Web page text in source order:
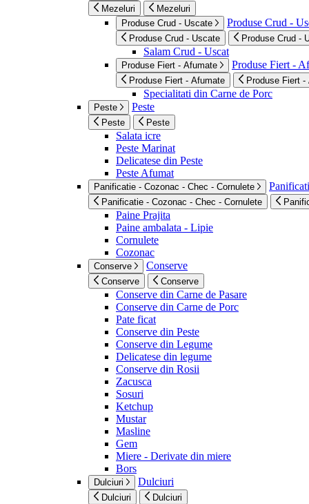
Mezeluri
Mezeluri
Produse Crud - Uscate
Produse Crud -
Produse Crud - Uscate Produse Crud -
Salam Crud - Uscat
Produse Fiert - Afumate Produse Fiert -
Produse Fiert - Afumate Produse Fiert -
Specialitati din Carne de Porc
Peste Peste
Peste Peste
Salata icre
Peste Marinat
Delicatese din Peste
Peste Afumat
Panificatie - Cozonac - Chec - Cornulete
Panificatie - Cozonac - Chec - Cornulete
Paine Prajita
Paine ambalata - Lipie
Cornulete
Cozonac
Conserve Conserve
Conserve Conserve
Conserve din Carne de Pasare
Conserve din Carne de Porc
Pate ficat
Conserve din Peste
Conserve din Legume
Delicatese din legume
Conserve din Rosii
Zacusca
Sosuri
Ketchup
Mustar
Masline
Gem
Miere - Derivate din miere
Bors
Dulciuri Dulciuri
Dulciuri Dulciuri